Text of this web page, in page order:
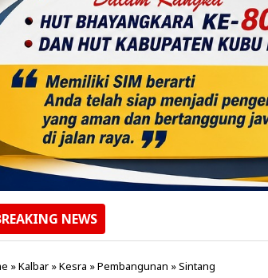
NEWS
»Kalbar »Kesra »Pembangunan »Sintang